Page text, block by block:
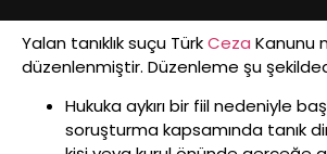
Yalan tanıklık suçu TürkCeza Kanunu
düzenlenmiştir. Düzenleme şu
Hukuka aykırı bir fiil nedeniyle
soruşturma kapsamında tanık